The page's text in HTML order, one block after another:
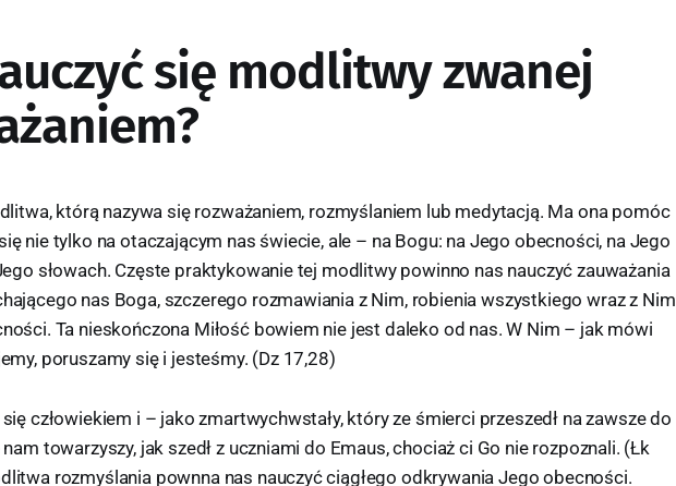
się modlitwy zwanej
którą nazywa się rozważaniem, rozmyślaniem lub medytacją. Ma ona pomóc
nie tylko na otaczającym nas świecie, ale – na Bogu: na Jego obecności, na Jego
słowach. Częste praktykowanie tej modlitwy powinno nas nauczyć zauważania
nas Boga, szczerego rozmawiania z Nim, robienia wszystkiego wraz z Nim
Ta nieskończona Miłość bowiem nie jest daleko od nas. W Nim – jak mówi
poruszamy się i jesteśmy. (Dz 17,28)
się człowiekiem i – jako zmartwychwstały, który ze śmierci przeszedł na zawsze do
towarzyszy, jak szedł z uczniami do Emaus, chociaż ci Go nie rozpoznali. (Łk
rozmyślania pownna nas nauczyć ciągłego odkrywania Jego obecności.